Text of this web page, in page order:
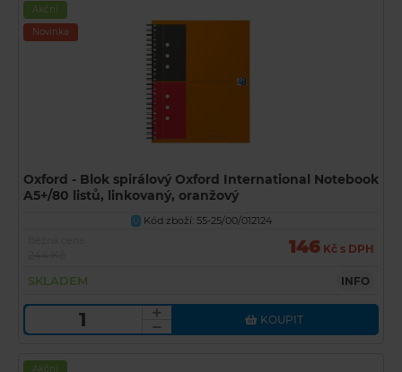
Akční
Novinka
Oxford - Blok spirálový Oxford International Notebook
A5+/80 listů, linkovaný, oranžový
U Kód zboží: 55-25/00/012124
146 Kč s DPH
SKLADEM INFO
KOUPIT
Akční